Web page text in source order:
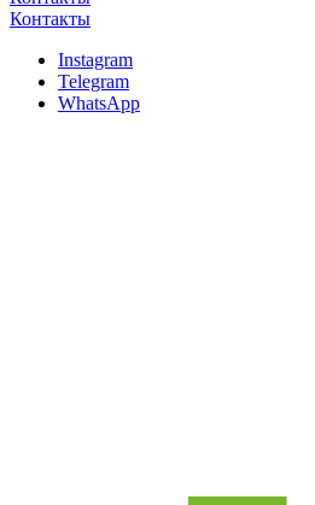
Контакты
Instagram
Telegram
WhatsApp